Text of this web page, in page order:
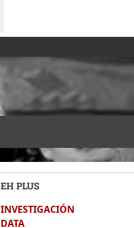
EH PLUS
INVESTIGACIÓN
DATA